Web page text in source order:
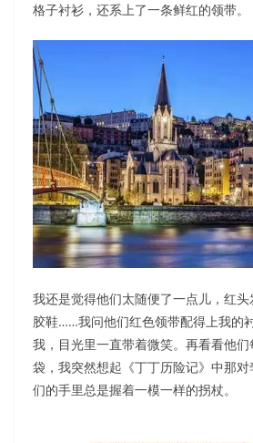
格子衬衫，还系上了一条鲜红的领带。
我还是觉得他们太随便了一点儿，红
胶鞋……我问他们红色领带配得上我的
我，目光里一直带着微笑。再看看他
袋，我突然想起《丁丁历险记》中那
们的手里总是握着一模一样的拐杖。